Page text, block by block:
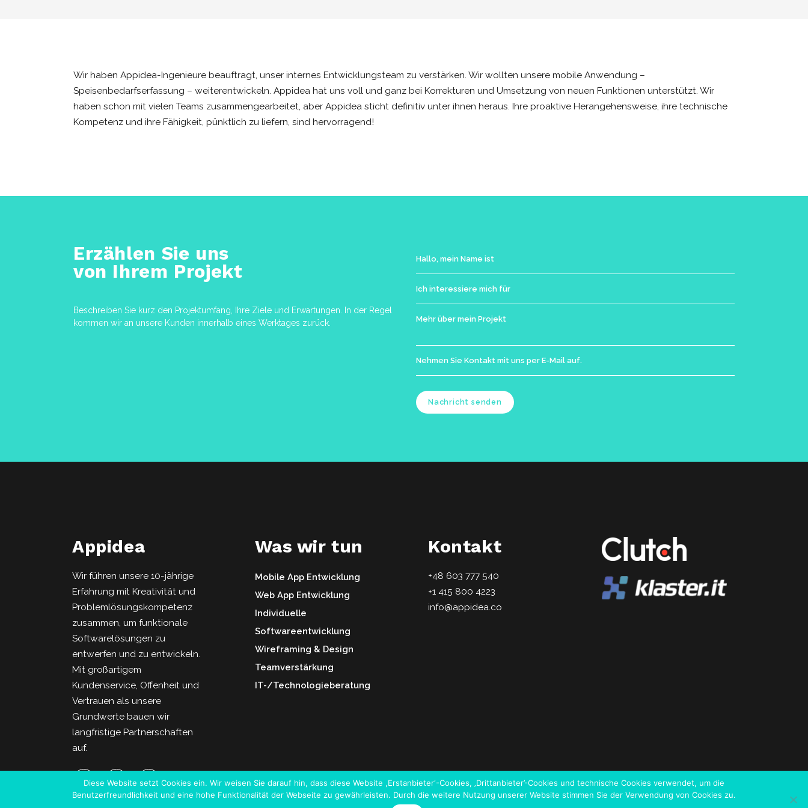
Wir haben Appidea-Ingenieure beauftragt, unser internes Entwicklungsteam zu verstärken. Wir wollten unsere mobile Anwendung –
Speisenbedarfserfassung – weiterentwickeln. Appidea hat uns voll und ganz bei Korrekturen und Umsetzung von neuen Funktionen unterstützt. Wir
haben schon mit vielen Teams zusammengearbeitet, aber Appidea sticht definitiv unter ihnen heraus. Ihre proaktive Herangehensweise, ihre technische
Kompetenz und ihre Fähigkeit, pünktlich zu liefern, sind hervorragend!
Erzählen Sie uns
von Ihrem Projekt
Beschreiben Sie kurz den Projektumfang, Ihre Ziele und Erwartungen. In der Regel
kommen wir an unsere Kunden innerhalb eines Werktages zurück.
Nachricht senden
Appidea
Wir führen unsere 10-jährige
Erfahrung mit Kreativität und
Problemlösungskompetenz
zusammen, um funktionale
Softwarelösungen zu
entwerfen und zu entwickeln.
Mit großartigem
Kundenservice, Offenheit und
Vertrauen als unsere
Grundwerte bauen wir
langfristige Partnerschaften
auf.
Was wir tun
Mobile App Entwicklung
Web App Entwicklung
Individuelle
Softwareentwicklung
Wireframing & Design
Teamverstärkung
IT-/Technologieberatung
Kontakt
+48 603 777 540
+1 415 800 4223
info@appidea.co
Diese Website setzt Cookies ein. Wir weisen Sie darauf hin, dass diese Website ,Erstanbieter‘-Cookies, ‚Drittanbieter’-Cookies und technische Cookies verwendet, um die
Benutzerfreundlichkeit und eine hohe Funktionalität der Webseite zu gewährleisten. Durch die weitere Nutzung unserer Website stimmen Sie der Verwendung von Cookies zu.